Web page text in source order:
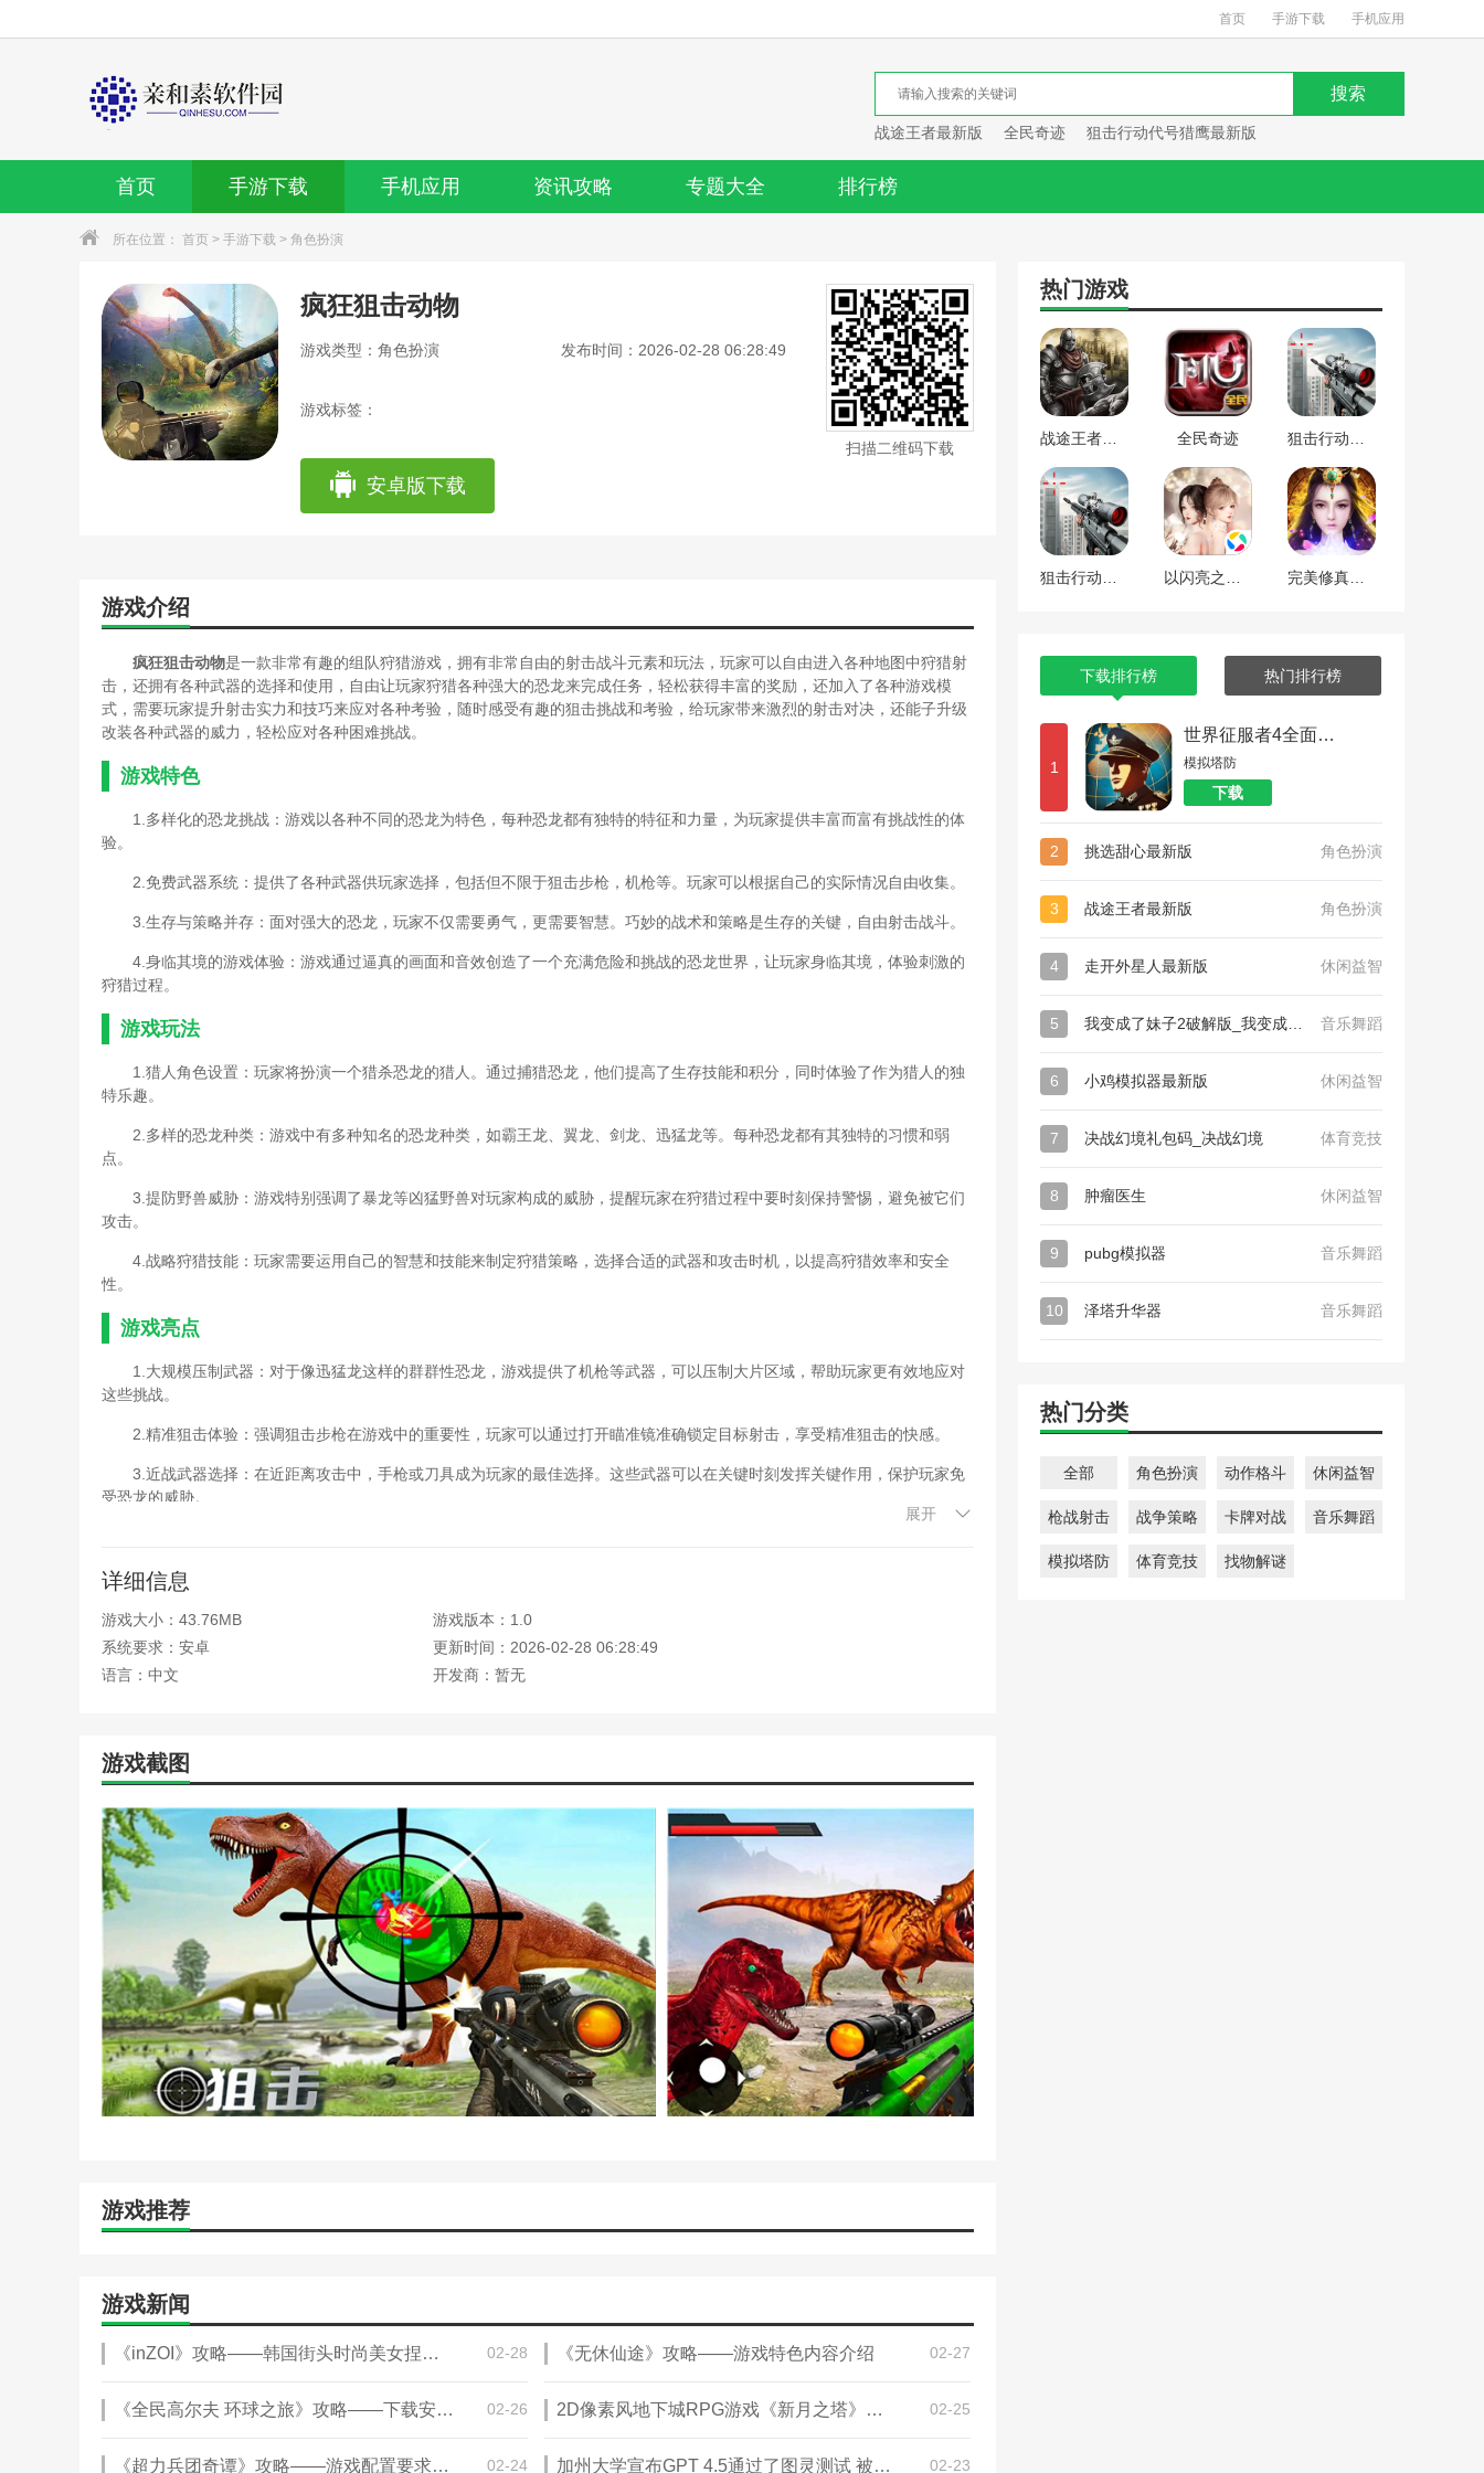
首页 手游下载 手机应用
战途王者最新版 全民奇迹 狙击行动代号猎鹰最新版
首页 手游下载 手机应用 资讯攻略 专题大全 排行榜
所在位置： 首页 > 手游下载 > 角色扮演
疯狂狙击动物
游戏类型：角色扮演 发布时间：2026-02-28 06:28:49
游戏标签：
安卓版下载
扫描二维码下载
游戏介绍
疯狂狙击动物是一款非常有趣的组队狩猎游戏，拥有非常自由的射击战斗元素和玩法，玩家可以自由进入各种地图中狩猎射
击，还拥有各种武器的选择和使用，自由让玩家狩猎各种强大的恐龙来完成任务，轻松获得丰富的奖励，还加入了各种游戏模
式，需要玩家提升射击实力和技巧来应对各种考验，随时感受有趣的狙击挑战和考验，给玩家带来激烈的射击对决，还能子升级
改装各种武器的威力，轻松应对各种困难挑战。
游戏特色
1.多样化的恐龙挑战：游戏以各种不同的恐龙为特色，每种恐龙都有独特的特征和力量，为玩家提供丰富而富有挑战性的体
验。
2.免费武器系统：提供了各种武器供玩家选择，包括但不限于狙击步枪，机枪等。玩家可以根据自己的实际情况自由收集。
3.生存与策略并存：面对强大的恐龙，玩家不仅需要勇气，更需要智慧。巧妙的战术和策略是生存的关键，自由射击战斗。
4.身临其境的游戏体验：游戏通过逼真的画面和音效创造了一个充满危险和挑战的恐龙世界，让玩家身临其境，体验刺激的
狩猎过程。
游戏玩法
1.猎人角色设置：玩家将扮演一个猎杀恐龙的猎人。通过捕猎恐龙，他们提高了生存技能和积分，同时体验了作为猎人的独
特乐趣。
2.多样的恐龙种类：游戏中有多种知名的恐龙种类，如霸王龙、翼龙、剑龙、迅猛龙等。每种恐龙都有其独特的习惯和弱
点。
3.提防野兽威胁：游戏特别强调了暴龙等凶猛野兽对玩家构成的威胁，提醒玩家在狩猎过程中要时刻保持警惕，避免被它们
攻击。
4.战略狩猎技能：玩家需要运用自己的智慧和技能来制定狩猎策略，选择合适的武器和攻击时机，以提高狩猎效率和安全
性。
游戏亮点
1.大规模压制武器：对于像迅猛龙这样的群群性恐龙，游戏提供了机枪等武器，可以压制大片区域，帮助玩家更有效地应对
这些挑战。
2.精准狙击体验：强调狙击步枪在游戏中的重要性，玩家可以通过打开瞄准镜准确锁定目标射击，享受精准狙击的快感。
3.近战武器选择：在近距离攻击中，手枪或刀具成为玩家的最佳选择。这些武器可以在关键时刻发挥关键作用，保护玩家免
受恐龙的威胁。
1.生存与奖励机制：游戏配备了丰富的奖励机制。玩家可以通过猎杀恐龙获得更多的生存机会和奖励，这鼓励他们不断挑战
自己。
3.恐怖野兽挑战：特别强调暴龙等恐怖野兽的威胁，增加游戏的紧张感和挑战性，让玩家在兴奋中享受狩猎的乐趣。
4.身临其境的狩猎体验：通过逼真的画面和音效以及丰富的游戏内容，游戏为玩家创造了一个身临其境的狩猎世界。
编辑测评
这款游戏可以让玩家扮演一名猎人去狩猎强大的恐龙，还需要注意它们的攻击并隐藏它们的位置，轻松完成各种任务和考
验，而且各种游戏玩法非常刺激，随时体验射击的惊险刺激。
本站为您提供疯狂狙击动物的 手机游戏 ，欢迎大家记住本站网址，本站是您下载安卓手游app最好的网站！
展开
详细信息
游戏大小：43.76MB
游戏版本：1.0
系统要求：安卓
更新时间：2026-02-28 06:28:49
语言：中文
开发商：暂无
游戏截图
游戏推荐
游戏新闻
《inZOI》攻略——韩国街头时尚美女捏脸分享 02-28 《无休仙途》攻略——游戏特色内容介绍 02-27
《全民高尔夫 环球之旅》攻略——下载安装教程介绍 02-26 2D像素风地下城RPG游戏《新月之塔》攻略——将在今年登录PC平台 02-25
《超力兵团奇谭》攻略——游戏配置要求介绍 02-24 加州大学宣布GPT 4.5通过了图灵测试 被判定七成是人类 02-23
热门游戏
全民奇迹
下载排行榜 热门排行榜
1
世界征服者4全面战争
模拟塔防
下载
2 挑选甜心最新版 角色扮演
3 战途王者最新版 角色扮演
4 走开外星人最新版 休闲益智
5 音乐舞蹈
6 小鸡模拟器最新版 休闲益智
7 决战幻境礼包码_决战幻境 体育竞技
8 肿瘤医生 休闲益智
9 pubg模拟器 音乐舞蹈
10 泽塔升华器 音乐舞蹈
热门分类
全部 角色扮演 动作格斗 休闲益智
枪战射击 战争策略 卡牌对战 音乐舞蹈
模拟塔防 体育竞技 找物解谜